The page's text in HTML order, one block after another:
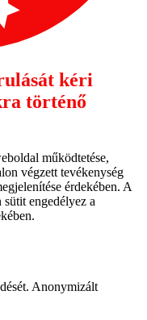
kéri
történő
működtetése,
végzett tevékenység
érdekében. A
engedélyez a
Anonymizált